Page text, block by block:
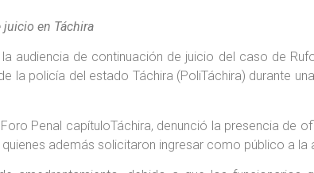
en Táchira
audiencia de continuación de juicio del caso de
la policía del estado Táchira (PoliTáchira) durante
Penal capítuloTáchira, denunció la presencia de
además solicitaron ingresar como público a la